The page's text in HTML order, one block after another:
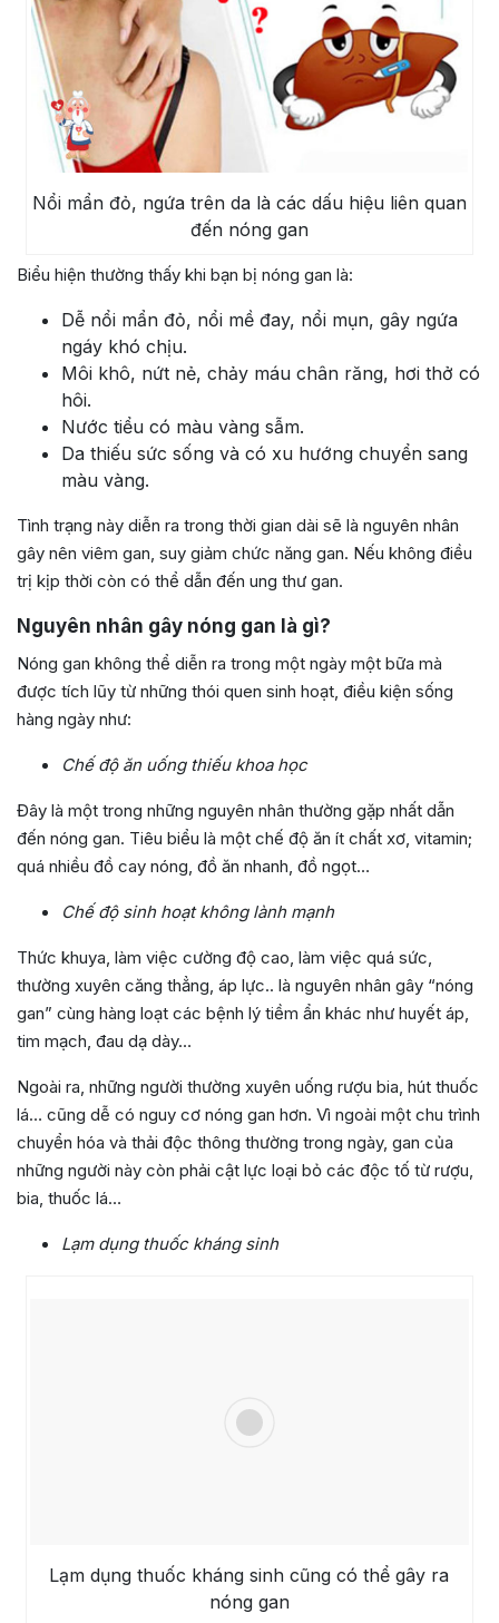
Nổi mẩn đỏ, ngứa trên da là các dấu hiệu liên quan
đến nóng gan
Biểu hiện thường thấy khi bạn bị nóng gan là:
Dễ nổi mẩn đỏ, nổi mề đay, nổi mụn, gây ngứa
ngáy khó chịu.
Môi khô, nứt nẻ, chảy máu chân răng, hơi thở có
hôi.
Nước tiểu có màu vàng sẫm.
Da thiếu sức sống và có xu hướng chuyển sang
màu vàng.
Tình trạng này diễn ra trong thời gian dài sẽ là nguyên nhân
gây nên viêm gan, suy giảm chức năng gan. Nếu không điều
trị kịp thời còn có thể dẫn đến ung thư gan.
Nguyên nhân gây nóng gan là gì?
Nóng gan không thể diễn ra trong một ngày một bữa mà
được tích lũy từ những thói quen sinh hoạt, điều kiện sống
hàng ngày như:
Chế độ ăn uống thiếu khoa học
Đây là một trong những nguyên nhân thường gặp nhất dẫn
đến nóng gan. Tiêu biểu là một chế độ ăn ít chất xơ, vitamin;
quá nhiều đồ cay nóng, đồ ăn nhanh, đồ ngọt…
Chế độ sinh hoạt không lành mạnh
Thức khuya, làm việc cường độ cao, làm việc quá sức,
thường xuyên căng thẳng, áp lực.. là nguyên nhân gây “nóng
gan” cùng hàng loạt các bệnh lý tiềm ẩn khác như huyết áp,
tim mạch, đau dạ dày…
Ngoài ra, những người thường xuyên uống rượu bia, hút thuốc
lá… cũng dễ có nguy cơ nóng gan hơn. Vì ngoài một chu trình
chuyển hóa và thải độc thông thường trong ngày, gan của
những người này còn phải cật lực loại bỏ các độc tố từ rượu,
bia, thuốc lá…
Lạm dụng thuốc kháng sinh
Lạm dụng thuốc kháng sinh cũng có thể gây ra
nóng gan